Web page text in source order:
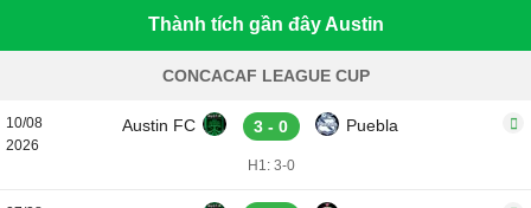
Thành tích gần đây Austin
CONCACAF LEAGUE CUP
10/08
2026
Austin FC 3 - 0 Puebla
H1: 3-0